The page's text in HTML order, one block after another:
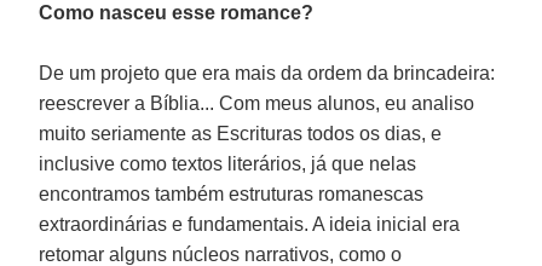
Como nasceu esse romance?
De um projeto que era mais da ordem da brincadeira:
reescrever a Bíblia... Com meus alunos, eu analiso
muito seriamente as Escrituras todos os dias, e
inclusive como textos literários, já que nelas
encontramos também estruturas romanescas
extraordinárias e fundamentais. A ideia inicial era
retomar alguns núcleos narrativos, como o